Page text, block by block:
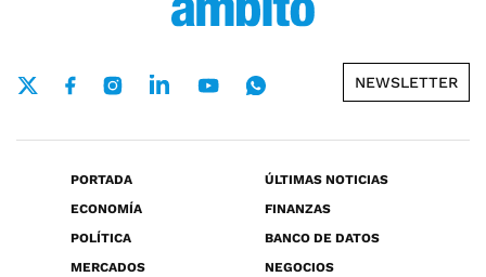
NEWSLETTER
PORTADA
ÚLTIMAS NOTICIAS
ECONOMÍA
FINANZAS
POLÍTICA
BANCO DE DATOS
MERCADOS
NEGOCIOS